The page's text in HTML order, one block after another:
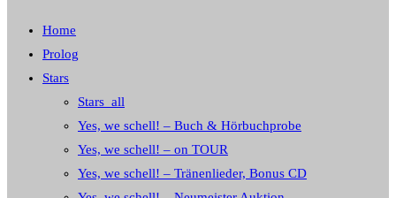
Home
Prolog
Stars
Stars_all
Yes, we schell! – Buch & Hörbuchprobe
Yes, we schell! – on TOUR
Yes, we schell! – Tränenlieder, Bonus CD